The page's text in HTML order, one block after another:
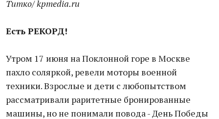
Титко/ kpmedia.ru
Есть РЕКОРД!
Утром 17 июня на Поклонной горе в Москве
пахло соляркой, ревели моторы военной
техники. Взрослые и дети с любопытством
рассматривали раритетные бронированные
машины, но не понимали повода - День Победы